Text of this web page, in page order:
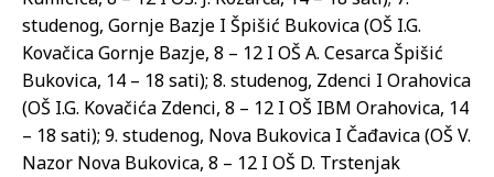
studenog, Gornje Bazje I Špišić Bukovica (OŠ I.G.
Kovačica Gornje Bazje, 8 – 12 I OŠ A. Cesarca Špišić
Bukovica, 14 – 18 sati); 8. studenog, Zdenci I Orahovica
(OŠ I.G. Kovačića Zdenci, 8 – 12 I OŠ IBM Orahovica, 14
– 18 sati); 9. studenog, Nova Bukovica I Čađavica (OŠ V.
Nazor Nova Bukovica, 8 – 12 I OŠ D. Trstenjak